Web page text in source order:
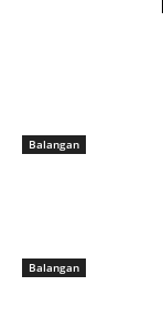
Balangan
Balangan